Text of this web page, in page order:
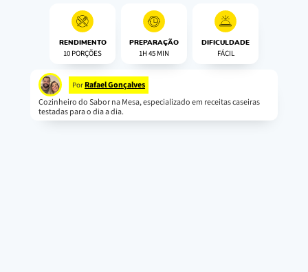
RENDIMENTO
10 PORÇÕES
PREPARAÇÃO
1H 45 MIN
DIFICULDADE
FÁCIL
Por Rafael Gonçalves
Cozinheiro do Sabor na Mesa, especializado em receitas caseiras
testadas para o dia a dia.